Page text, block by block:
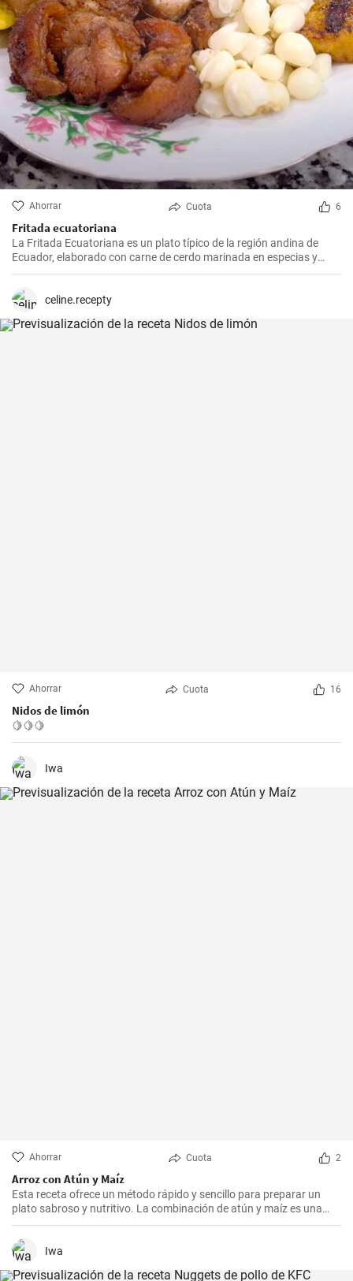
Ahorrar Cuota 6
Fritada ecuatoriana
La Fritada Ecuatoriana es un plato típico de la región andina de
Ecuador, elaborado con carne de cerdo marinada en especias y
cocinada a fuego lento en una olla con agua hasta que quede suave
celine.recepty
Ahorrar Cuota 16
Nidos de limón
🍋🍋🍋
Iwa
Ahorrar Cuota 2
Arroz con Atún y Maíz
Esta receta ofrece un método rápido y sencillo para preparar un
plato sabroso y nutritivo. La combinación de atún y maíz es una
excelente manera de agregar algo de proteína y color a nuestra
dieta diaria.
Iwa